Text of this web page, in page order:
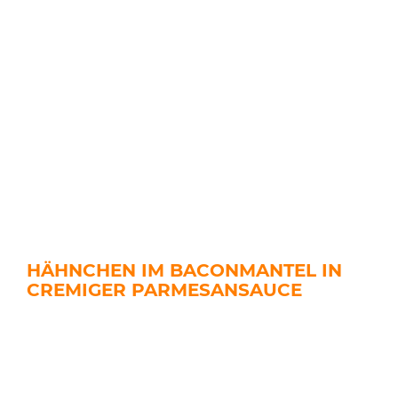
HÄHNCHEN IM BACONMANTEL IN
CREMIGER PARMESANSAUCE